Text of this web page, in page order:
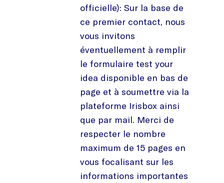
officielle): Sur la base de
ce premier contact, nous
vous invitons
éventuellement à remplir
le formulaire test your
idea disponible en bas de
page et à soumettre via la
plateforme Irisbox ainsi
que par mail. Merci de
respecter le nombre
maximum de 15 pages en
vous focalisant sur les
informations importantes